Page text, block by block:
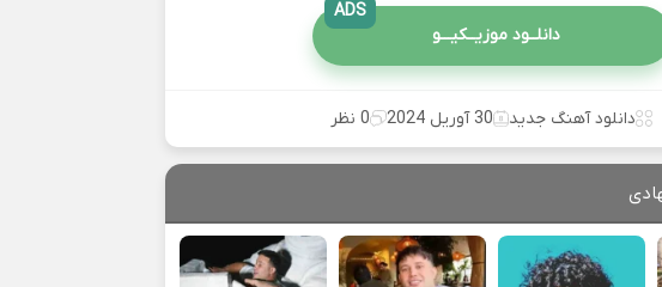
دانلــود موزیــکیـــو
ADS
دانلود آهنگ جدید 30 آوریل 2024 0 نظر